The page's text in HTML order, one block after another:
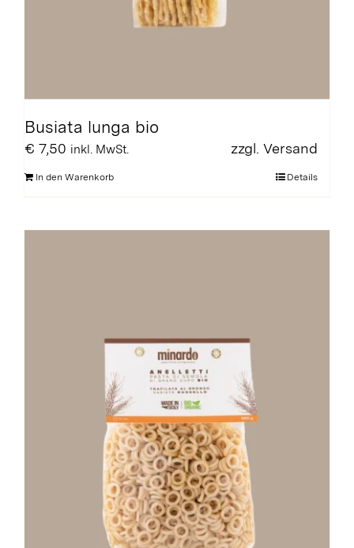
Busiata lunga bio
€ 7,50 inkl. MwSt. zzgl. Versand
In den Warenkorb Details